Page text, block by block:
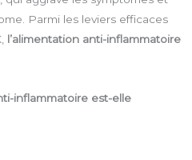
Parmi les leviers efficaces
l’alimentation anti-inflammatoire
inflammatoire est-elle